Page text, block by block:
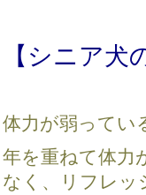
【シニア犬
体力が弱ってい
年を重ねて体力
なく、リフレッ